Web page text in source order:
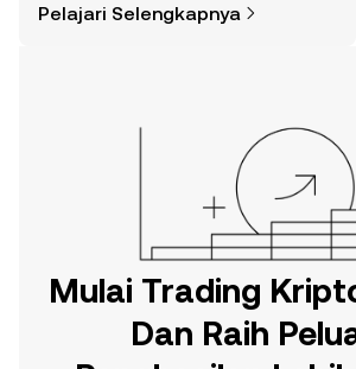
di aplikasi seluler OKX, atau di sini di
Pelajari Selengkapnya
Mulai Trading
Dan Raih